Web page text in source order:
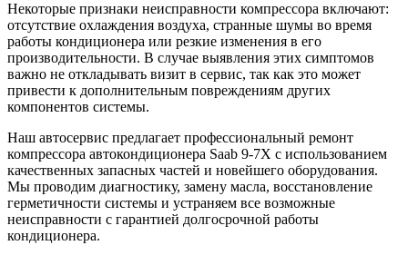
Некоторые признаки неисправности компрессора включают:
отсутствие охлаждения воздуха, странные шумы во время
работы кондиционера или резкие изменения в его
производительности. В случае выявления этих симптомов
важно не откладывать визит в сервис, так как это может
привести к дополнительным повреждениям других
компонентов системы.
Наш автосервис предлагает профессиональный ремонт
компрессора автокондиционера Saab 9-7X с использованием
качественных запасных частей и новейшего оборудования.
Мы проводим диагностику, замену масла, восстановление
герметичности системы и устраняем все возможные
неисправности с гарантией долгосрочной работы
кондиционера.